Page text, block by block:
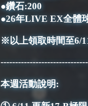
●鑽石:200
●26年LIVE EX全體
※以上領取時間至6/
本週活動說明: